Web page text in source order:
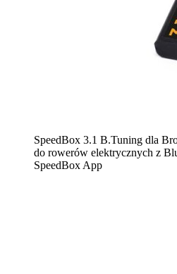
SpeedBox 3.1 B.Tuning dla
do rowerów elektrycznych z
SpeedBox App